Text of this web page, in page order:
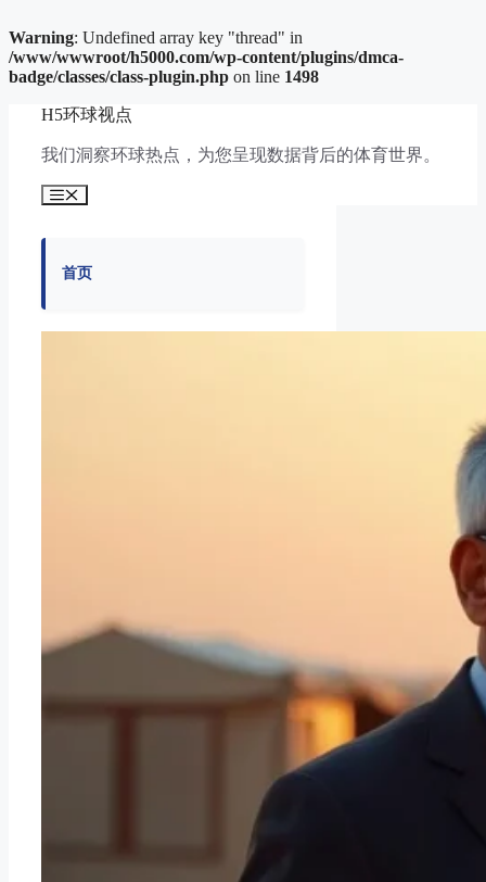
Warning: Undefined array key "thread" in
/www/wwwroot/h5000.com/wp-content/plugins/dmca-
badge/classes/class-plugin.php on line 1498
H5环球视点
我们洞察环球热点，为您呈现数据背后的体育世界。
菜
首页